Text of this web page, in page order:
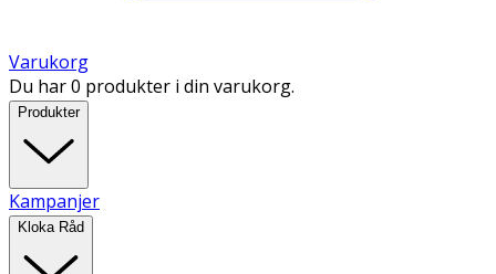
Varukorg
Du har 0 produkter i din varukorg.
Produkter
Kampanjer
Kloka Råd